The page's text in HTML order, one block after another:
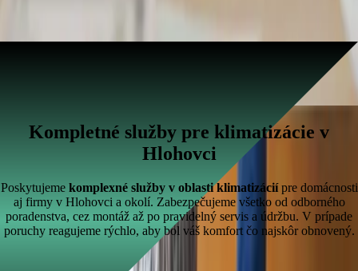
Kompletné služby pre klimatizácie v
Hlohovci
Poskytujeme komplexné služby v oblasti klimatizáciípre domácnosti
aj firmy v Hlohovci a okolí. Zabezpečujeme všetko od odborného
poradenstva, cez montáž až po pravidelný servis a údržbu. V prípade
poruchy reagujeme rýchlo, aby bol váš komfort čo najskôr obnovený.